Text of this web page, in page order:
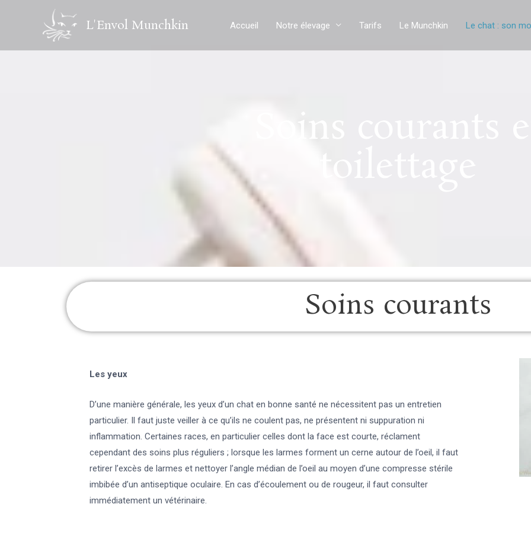
L'Envol Munchkin Accueil Notre élevage Tarifs Le Munchkin Le chat : son
Soins courants
Les yeux
D’une manière générale, les yeux d’un chat en bonne santé ne nécessitent pas un entretien
particulier. Il faut juste veiller à ce qu’ils ne coulent pas, ne présentent ni suppuration ni
inflammation. Certaines races, en particulier celles dont la face est courte, réclament
cependant des soins plus réguliers ; lorsque les larmes forment un cerne autour de l’oeil, il faut
retirer l’excès de larmes et nettoyer l’angle médian de l’oeil au moyen d’une compresse stérile
imbibée d’un antiseptique oculaire. En cas d’écoulement ou de rougeur, il faut consulter
immédiatement un vétérinaire.